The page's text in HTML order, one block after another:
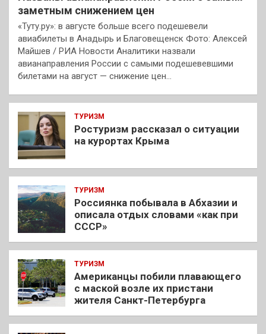
заметным снижением цен
«Туту.ру»: в августе больше всего подешевели
авиабилеты в Анадырь и Благовещенск Фото: Алексей
Майшев / РИА Новости Аналитики назвали
авианаправления России с самыми подешевевшими
билетами на август — снижение цен…
ТУРИЗМ
Ростуризм рассказал о ситуации
на курортах Крыма
ТУРИЗМ
Россиянка побывала в Абхазии и
описала отдых словами «как при
СССР»
ТУРИЗМ
Американцы побили плавающего
с маской возле их пристани
жителя Санкт-Петербурга